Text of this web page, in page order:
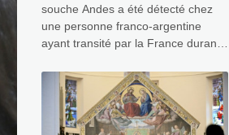
souche Andes a été détecté chez
une personne franco-argentine
ayant transité par la France durant
l'occasion d'un "voyage touristique",
avant d'être isolée "avec sa famille
en Espagne", a annoncé jeudi le
ministère français de la Santé.